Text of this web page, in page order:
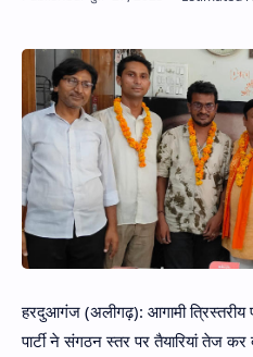
हरदुआगंज (अलीगढ़): आगामी त्रिस्तरीय
पार्टी ने संगठन स्तर पर तैयारियां तेज